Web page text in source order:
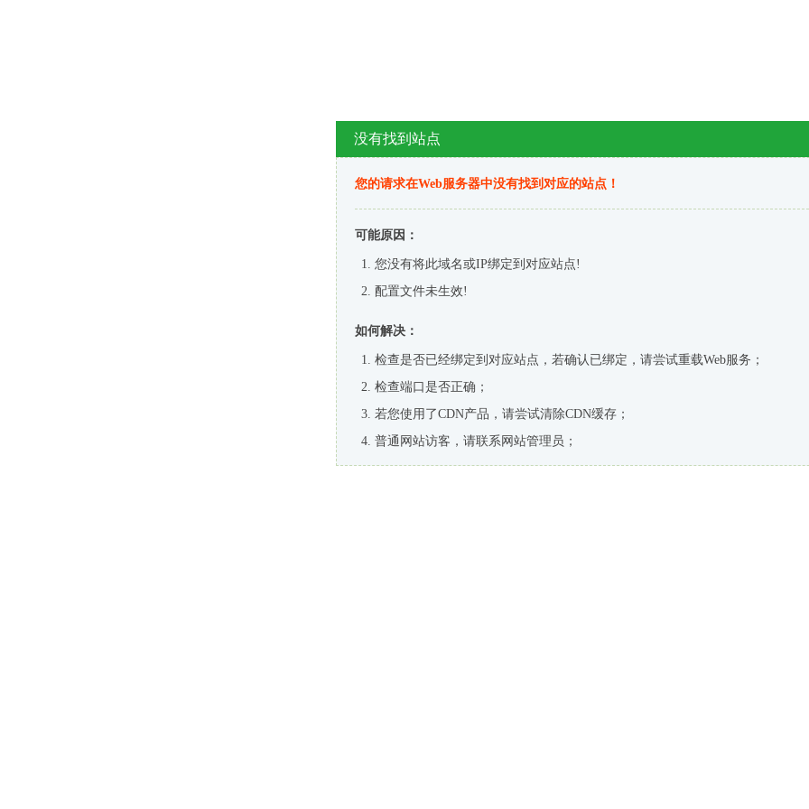
没有找到站点
您的请求在Web服务器中没有找到对应的站点！
可能原因：
您没有将此域名或IP绑定到对应站点!
配置文件未生效!
如何解决：
检查是否已经绑定到对应站点，若确认已绑定，请尝试重载Web服务；
检查端口是否正确；
若您使用了CDN产品，请尝试清除CDN缓存；
普通网站访客，请联系网站管理员；